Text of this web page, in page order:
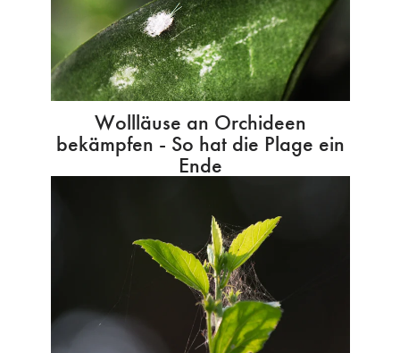
Wollläuse an Orchideen
bekämpfen - So hat die Plage ein
Ende